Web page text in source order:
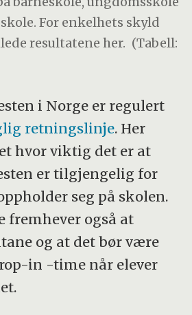
For enkelhets skyld
resultatene her. (Tabell:
i Norge er regulert
retningslinje. Her
hvor viktig det er at
er tilgjengelig for
seg på skolen.
fremhever også at
og at det bør være
in -time når elever